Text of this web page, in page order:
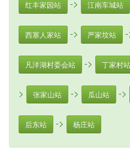
红丰家园站 -> 江南车城站
西塞人家站 -> 严家坟站 -
凡洋湖村委会站 -> 丁家村站
> 张家山站 -> 瓜山站 ->
后东站 -> 杨庄站